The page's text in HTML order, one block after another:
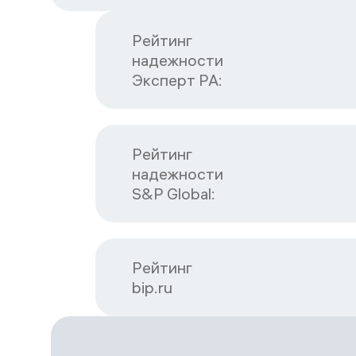
Рейтинг
надежности
Эксперт РА:
Рейтинг
надежности
S&P Global:
Рейтинг
bip.ru